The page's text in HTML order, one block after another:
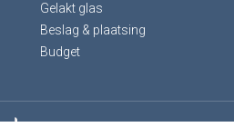
Gelakt glas
Beslag & plaatsing
Budget